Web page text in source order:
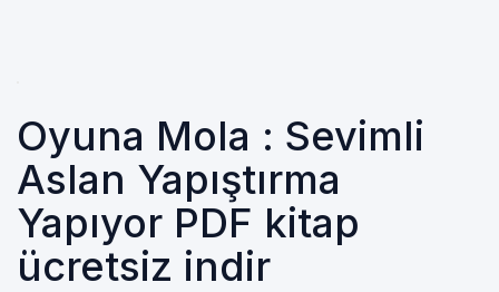
Oyuna Mola : Sevimli
Aslan Yapıştırma
Yapıyor PDF kitap
ücretsiz indir